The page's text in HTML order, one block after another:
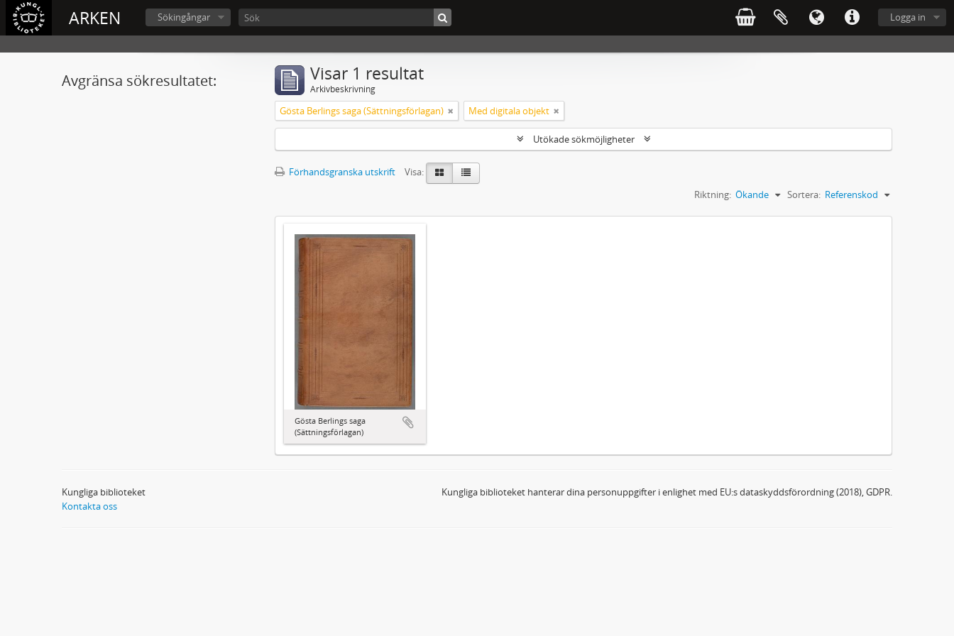
ARKEN Logga in
Sökingångar
Avgränsa sökresultatet: Visar 1 resultat
Arkivbeskrivning
Gösta Berlings saga (Sättningsförlagan) Med digitala objekt
Utökade sökmöjligheter
Förhandsgranska utskrift
Visa:
Sortera: Referenskod
Riktning: Ökande
Gösta Berlings saga
(Sättningsförlagan)
Kungliga biblioteket
Kontakta oss
Kungliga biblioteket hanterar dina personuppgifter i enlighet med EU:s dataskyddsförordning (2018), GDPR.